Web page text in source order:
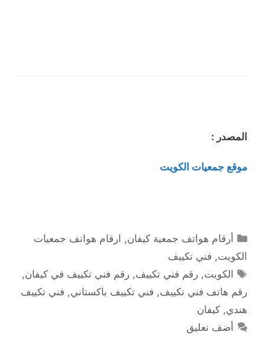
المصدر :
موقع جمعيات الكويت
التصنيفات
أرقام هواتف جمعية كيفان, ارقام هواتف جمعيات
الكويت, فني تكييف
الوسوم
الكويت,رقم فني تكييف,رقم فني تكييف في كيفان,
رقم هاتف فني تكييف, فني تكييف باكستاني, فني تكييف
هندي, كيفان
أضف تعليق